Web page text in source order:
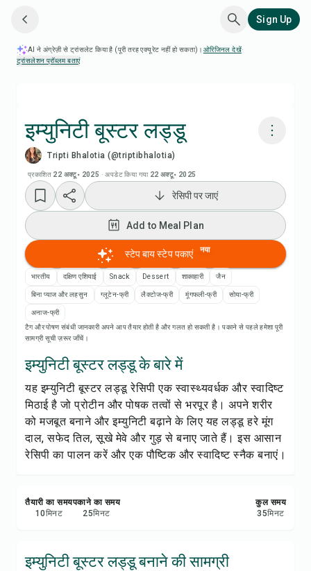
Sign Up
AI ने अंग्रेज़ी से ट्रांसलेट किया है (पूरी तरह एक्यूरेट नहीं हो सकता)। ओरिजिनल देखें·
ट्रांसलेशन प्रॉब्लम बताएं
इम्युनिटी बूस्टर लड्डू
Tripti Bhalotia (@triptibhalotia)
प्रकाशित 22 अक्टू॰ 2025 ·अपडेट किया गया 22 अक्टू॰ 2025
रेसिपी वीडियो देखें
Add to Meal Plan
Add to Shopping List
सेव करें
शेयर करें
रिपोर्ट करें
रेसिपी पर जाएं
Add to Meal Plan
स्टेप बाय स्टेप पकाएं नया
भारतीय दक्षिण एशियाई Snack Dessert शाकाहारी जैन
बिना प्याज और लहसुन ग्लूटेन-फ्री लैक्टोज-फ्री मूंगफली-फ्री सोया-फ्री
अनाज-फ्री
टैग और पोषण संबंधी जानकारी अपने आप तैयार होती है और गलत हो सकती है। पकाने से पहले हमेशा पूरी
सामग्री सूची ज़रूर जाँचें।
इम्युनिटी बूस्टर लड्डू के बारे में
यह इम्युनिटी बूस्टर लड्डू रेसिपी एक स्वास्थ्यवर्धक और स्वादिष्ट
मिठाई है जो प्रोटीन और पोषक तत्वों से भरपूर है। अपने शरीर
को मजबूत बनाने और इम्युनिटी बढ़ाने के लिए यह लड्डू हरे मूंग
दाल, सफेद तिल, सूखे मेवे और गुड़ से बनाए जाते हैं। इस आसान
रेसिपी का पालन करें और एक पौष्टिक और स्वादिष्ट स्नैक बनाएं।
तैयारी का समय
10मिनट
पकाने का समय
25मिनट
कुल समय
35मिनट
इम्युनिटी बूस्टर लड्डू बनाने की सामग्री